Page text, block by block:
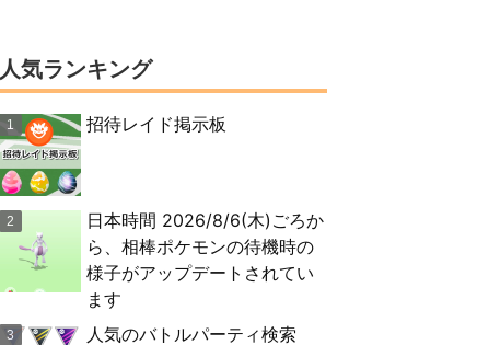
人気ランキング
招待レイド掲示板
日本時間 2026/8/6(木)ごろか
ら、相棒ポケモンの待機時の
様子がアップデートされてい
ます
人気のバトルパーティ検索